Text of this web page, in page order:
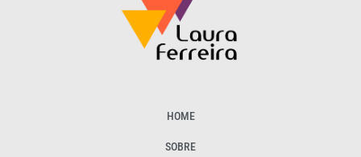
HOME
SOBRE